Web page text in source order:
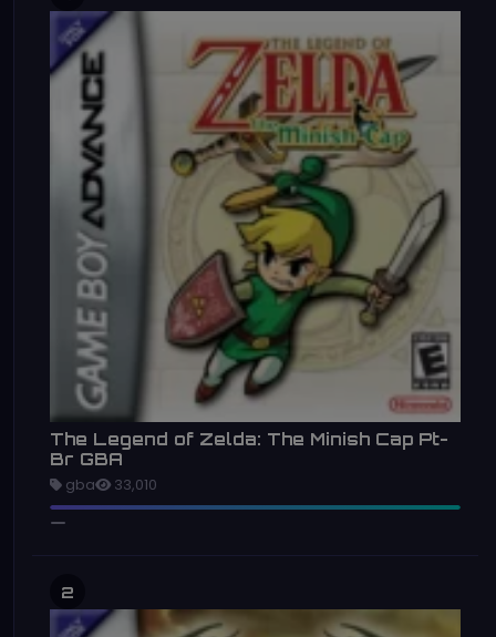
The Legend of Zelda: The Minish Cap Pt-
Br GBA
gba 33,010
2